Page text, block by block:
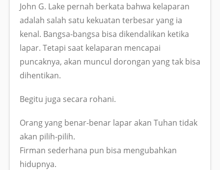
John G. Lake pernah berkata bahwa kelaparan
adalah salah satu kekuatan terbesar yang ia
kenal. Bangsa-bangsa bisa dikendalikan ketika
lapar. Tetapi saat kelaparan mencapai
puncaknya, akan muncul dorongan yang tak bisa
dihentikan.
Begitu juga secara rohani.
Orang yang benar-benar lapar akan Tuhan tidak
akan pilih-pilih.
Firman sederhana pun bisa mengubahkan
hidupnya.